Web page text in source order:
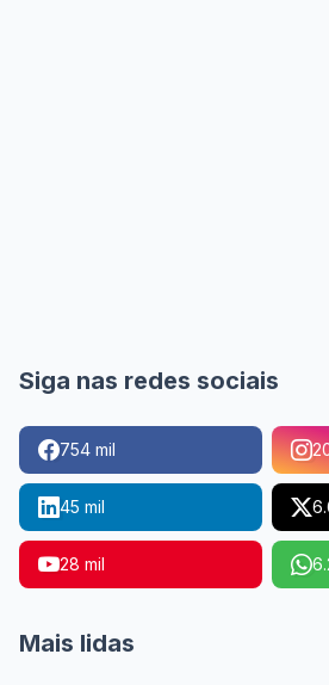
Siga nas redes sociais
754 mil
45 mil
28 mil
Mais lidas